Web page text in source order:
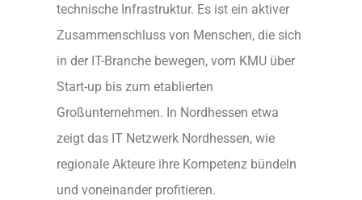
technische Infrastruktur. Es ist ein aktiver
Zusammenschluss von Menschen, die sich
in der IT-Branche bewegen, vom KMU über
Start-up bis zum etablierten
Großunternehmen. In Nordhessen etwa
zeigt das IT Netzwerk Nordhessen, wie
regionale Akteure ihre Kompetenz bündeln
und voneinander profitieren.